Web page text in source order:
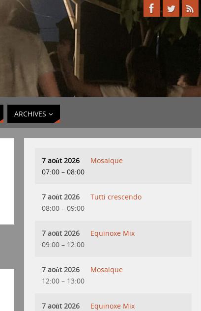
ARCHIVES
7 août 2026
07:00 – 08:00
Mosaique
7 août 2026
08:00 – 09:00
Tutti crescendo
7 août 2026
09:00 – 12:00
Equinoxe Mix
7 août 2026
12:00 – 13:00
Mosaique
7 août 2026
Equinoxe Mix